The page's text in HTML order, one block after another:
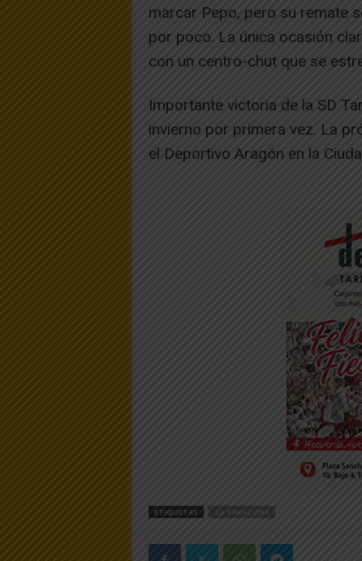
marcar Pepo, pero su remate
por poco. La única ocasión
con un centro-chut que se
Importante victoria de la SD
invierno por primera vez. La
el Deportivo Aragón en la
ETIQUETAS SD TARAZONA